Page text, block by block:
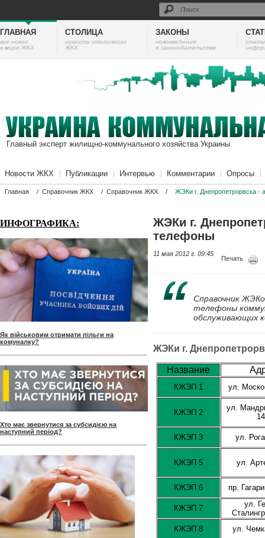
ГЛАВНАЯ
все новое
в мире ЖКХ
СТОЛИЦА
новости столичного
ЖКХ
ЗАКОНЫ
нововведения
в законодательстве
Главный эксперт жилищно-коммунального хозяйства Украины
Новости ЖКХ Публикации Интервью Комментарии Опросы
Главная / Справочник ЖКХ / Справочник ЖКХ / ЖЭКи г. Днепропетрорвска -
ИНФОГРАФИКА:
Як військовим отримати пільги на
комуналку?
Хто має звернутися за субсидією на
наступний період?
ЖЭКи г.
телефоны
11 мая 2012 г. 09:45
Печать
Справочник
телефоны
обслуживающих
ЖЭКи г.
Название
КЖЭП 1 ул.
КЖЭП 2
ул.
КЖЭП 3 ул.
КЖЭП 5 ул.
КЖЭП 6 пр.
КЖЭП 7
ул.
КЖЭП 8
ул.